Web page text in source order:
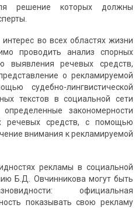
решение которых должны
во всех областях жизни
проводить анализ спорных
выявления речевых средств,
о рекламируемой
судебно-лингвистической
текстов в социальной сети
закономерности
речевых средств, с помощью
внимания к рекламируемой
рекламы в социальной
Б.Д. Овчинникова могут быть
официальная
показывать свою рекламу